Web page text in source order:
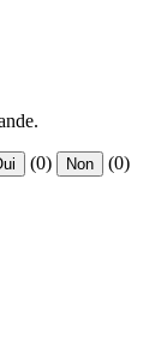
(0) Non (0)